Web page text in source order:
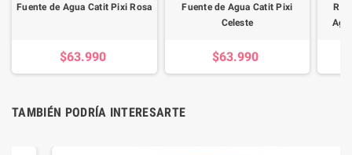
Fuente de Agua Catit Pixi Rosa
$63.990
Fuente de Agua Catit Pixi
Celeste
$63.990
TAMBIÉN PODRÍA INTERESARTE